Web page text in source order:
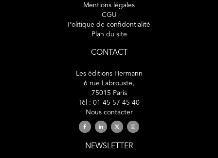
Mentions légales
CGU
Politique de confidentialité
Plan du site
CONTACT
Les éditions Hermann
6 rue Labrouste,
75015 Paris
Tél : 01 45 57 45 40
Nous contacter
NEWSLETTER